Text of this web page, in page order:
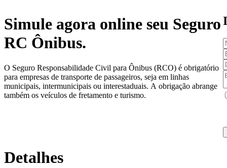
Simule agora online seu Seguro
RC Ônibus.
O Seguro Responsabilidade Civil para Ônibus (RCO) é obrigatório
para empresas de transporte de passageiros, seja em linhas
municipais, intermunicipais ou interestaduais. A obrigação abrange
também os veículos de fretamento e turismo.
Detalhes